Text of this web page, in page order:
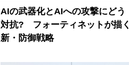
AIの武器化とAIへの攻撃にどう
対抗? フォーティネットが描く
新・防御戦略